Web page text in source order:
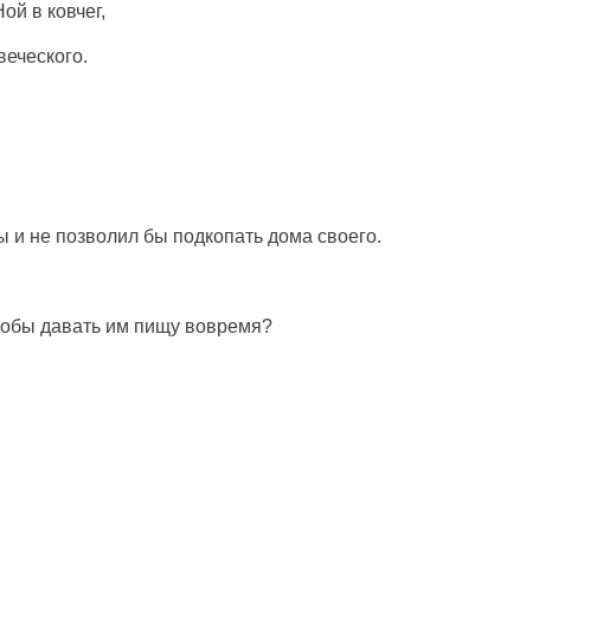
в ковчег,
и не позволил бы подкопать дома своего.
давать им пищу вовремя?